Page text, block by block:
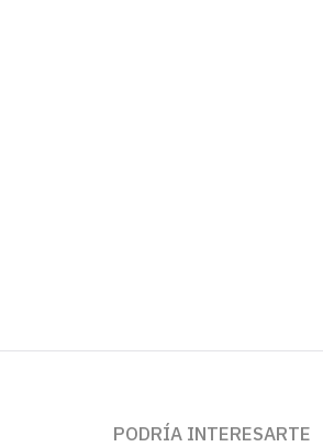
PODRÍA INTERESARTE